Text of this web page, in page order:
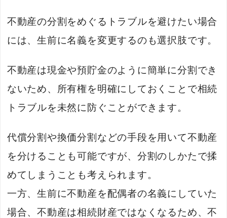
不動産の分割をめぐるトラブルを避けたい場合
には、生前に名義を変更するのも選択肢です。
不動産は現金や預貯金のように簡単に分割でき
ないため、所有権を明確にしておくことで相続
トラブルを未然に防ぐことができます。
代償分割や換価分割などの手段を用いて不動産
を分けることも可能ですが、分割のしかたで揉
めてしまうことも考えられます。
一方、生前に不動産を配偶者の名義にしていた
場合、不動産は相続財産ではなくなるため、不